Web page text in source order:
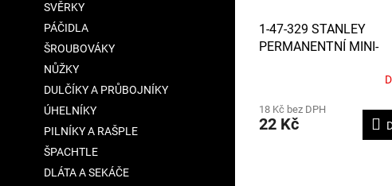
SVĚRKY
PÁČIDLA
ŠROUBOVÁKY
NŮŽKY
DULČÍKY A PRŮBOJNÍKY
ÚHELNÍKY
PILNÍKY A RAŠPLE
ŠPACHTLE
DLÁTA A SEKÁČE
1-47-329 STANLEY
PERMANENTNÍ MINI-
HROT - MODRÁ BARVA
18 Kč bez DPH
22 Kč